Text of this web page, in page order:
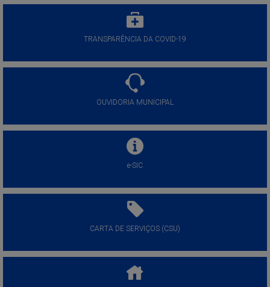
TRANSPARÊNCIA DA COVID-19
OUVIDORIA MUNICIPAL
e-SIC
CARTA DE SERVIÇOS (CSU)